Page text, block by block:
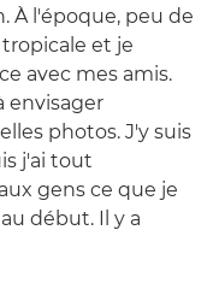
À l'époque, peu de
et je
avec mes amis.
envisager
photos. J'y suis
j'ai tout
gens ce que je
début. Il y a